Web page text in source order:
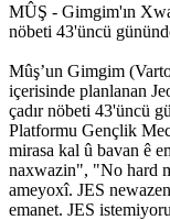
MÛŞ - Gimgim'ın
nöbeti 43'üncü
Mûş’un Gimgim
içerisinde planlanan
çadır nöbeti 43'üncü
Platformu Gençlik
mirasa kal û bavan ê
naxwazin", "No hard
ameyoxî. JES
emanet. JES